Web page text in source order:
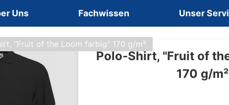
Uns Fachwissen Unser
"Fruit of the Loom farbig" 170 g/m²
Polo-Shirt, "Fruit of
170 g/m²